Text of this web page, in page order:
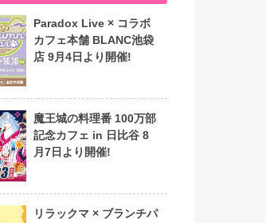
Paradox Live × コラボ
カフェ本舗 BLANC池袋
店 9月4日より開催!
魔王城の料理番 100万部
記念カフェ in 日比谷 8
月7日より開催!
リラックマ × ブランチパ